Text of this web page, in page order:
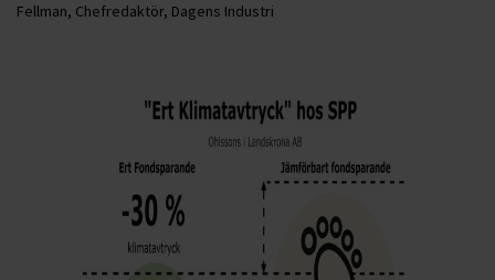
Fellman, Chefredaktör, Dagens Industri